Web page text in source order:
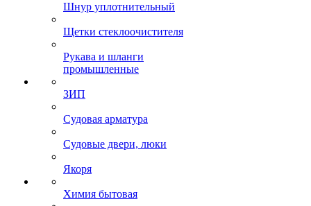
Шнур уплотнительный
Щетки стеклоочистителя
Рукава и шланги
промышленные
ЗИП
Судовая арматура
Судовые двери, люки
Якоря
Химия бытовая